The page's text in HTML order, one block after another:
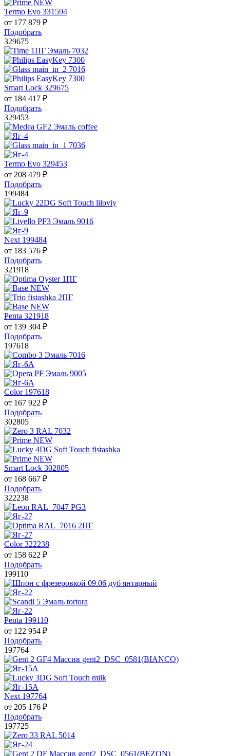
Termo Evo 331594
от 177 879 ₽
Подобрать
329675
Smart Lock 329675
от 184 417 ₽
Подобрать
329453
Termo Evo 329453
от 208 479 ₽
Подобрать
199484
Next 199484
от 183 576 ₽
Подобрать
321918
Penta 321918
от 139 304 ₽
Подобрать
197618
Color 197618
от 167 922 ₽
Подобрать
302805
Smart Lock 302805
от 168 667 ₽
Подобрать
322238
Color 322238
от 158 622 ₽
Подобрать
199110
Penta 199110
от 122 954 ₽
Подобрать
197764
Next 197764
от 205 176 ₽
Подобрать
197725